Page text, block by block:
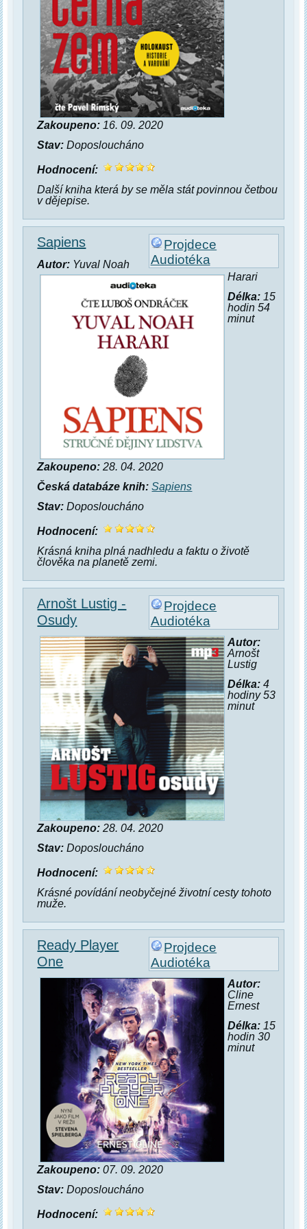
Zakoupeno: 16. 09. 2020
Stav: Doposloucháno
Hodnocení:
Další kniha která by se měla stát povinnou četbou
v dějepise.
Projdece
Audiotéka
Sapiens
Autor: Yuval Noah
Harari
Délka:15
hodin 54
minut
Zakoupeno: 28. 04. 2020
Česká databáze knih: Sapiens
Stav: Doposloucháno
Hodnocení:
Krásná kniha plná nadhledu a faktu o životě
člověka na planetě zemi.
Projdece
Audiotéka
Arnošt Lustig -
Osudy
Autor:
Arnošt
Lustig
Délka:4
hodiny 53
minut
Zakoupeno: 28. 04. 2020
Stav: Doposloucháno
Hodnocení:
Krásné povídání neobyčejné životní cesty tohoto
muže.
Projdece
Audiotéka
Ready Player
One
Autor:
Cline
Ernest
Délka:15
hodin 30
minut
Zakoupeno: 07. 09. 2020
Stav: Doposloucháno
Hodnocení: